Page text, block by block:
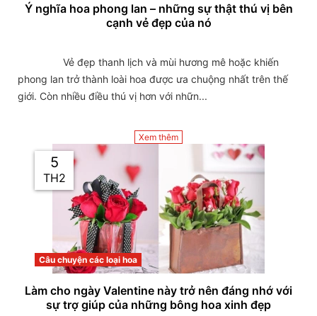
Ý nghĩa hoa phong lan – những sự thật thú vị bên
cạnh vẻ đẹp của nó
phong lan trở thành loài hoa được ưa chuộng nhất trên thế
giới. Còn nhiều điều thú vị hơn với nhữn...
Xem thêm
5
TH2
Câu chuyện các loại hoa
Làm cho ngày Valentine này trở nên đáng nhớ với
sự trợ giúp của những bông hoa xinh đẹp